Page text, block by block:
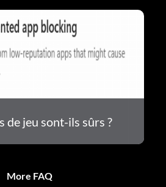
de jeu sont-ils sûrs ?
More FAQ